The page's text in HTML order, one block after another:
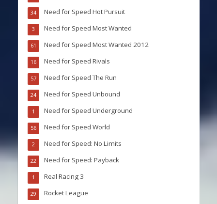
Need for Speed Hot Pursuit
34
Need for Speed Most Wanted
3
Need for Speed Most Wanted 2012
61
Need for Speed Rivals
16
Need for Speed The Run
57
Need for Speed Unbound
24
Need for Speed Underground
1
Need for Speed World
56
Need for Speed: No Limits
2
Need for Speed: Payback
22
Real Racing 3
1
Rocket League
29